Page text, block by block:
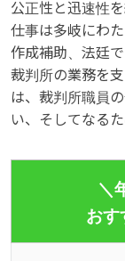
公正性と迅速性
仕事は多岐にわ
作成補助、法廷
裁判所の業務を
は、裁判所職員
い、そしてなる
＼
おす